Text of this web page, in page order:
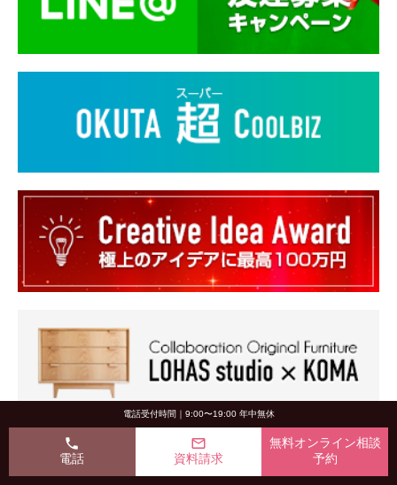
電話受付時間｜9:00〜19:00 年中無休
phone
電話
mail_outline
資料請求
無料オンライン相談
予約